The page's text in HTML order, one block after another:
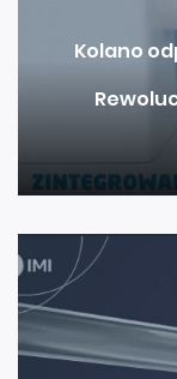
Kolano